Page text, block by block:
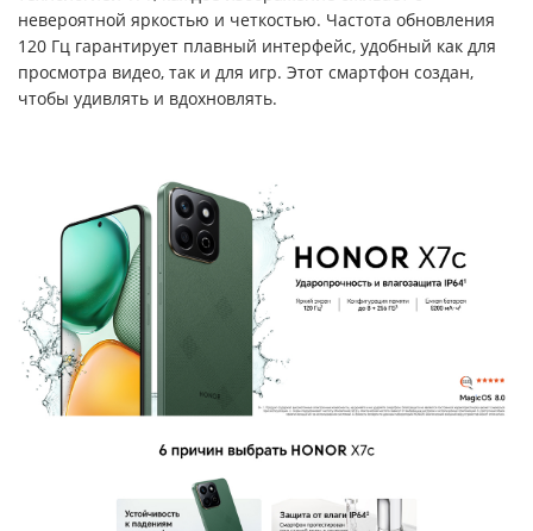
невероятной яркостью и четкостью. Частота обновления
120 Гц гарантирует плавный интерфейс, удобный как для
просмотра видео, так и для игр. Этот смартфон создан,
чтобы удивлять и вдохновлять.